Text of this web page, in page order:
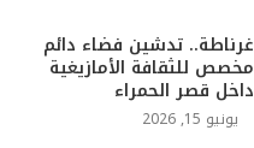
غرناطة.. تدشين فضاء دائم
مخصص للثقافة الأمازيغية
داخل قصر الحمراء
يونيو 15, 2026